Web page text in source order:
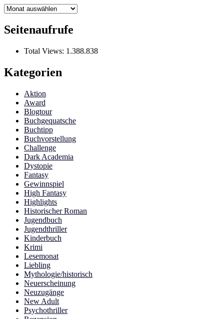
Archiv
Seitenaufrufe
Total Views: 1.388.838
Kategorien
Aktion
Award
Blogtour
Buchgequatsche
Buchtipp
Buchvorstellung
Challenge
Dark Academia
Dystopie
Fantasy
Gewinnspiel
High Fantasy
Highlights
Historischer Roman
Jugendbuch
Jugendthriller
Kinderbuch
Krimi
Lesemonat
Liebling
Mythologie/historisch
Neuerscheinung
Neuzugänge
New Adult
Psychothriller